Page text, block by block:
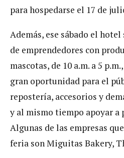
para hospedarse el 17 de
Además, ese sábado el
de emprendedores con
mascotas, de 10 a.m. a 5
gran oportunidad para el
repostería, accesorios y
y al mismo tiempo apoyar a
Algunas de las empresas
feria son Miguitas Bakery,